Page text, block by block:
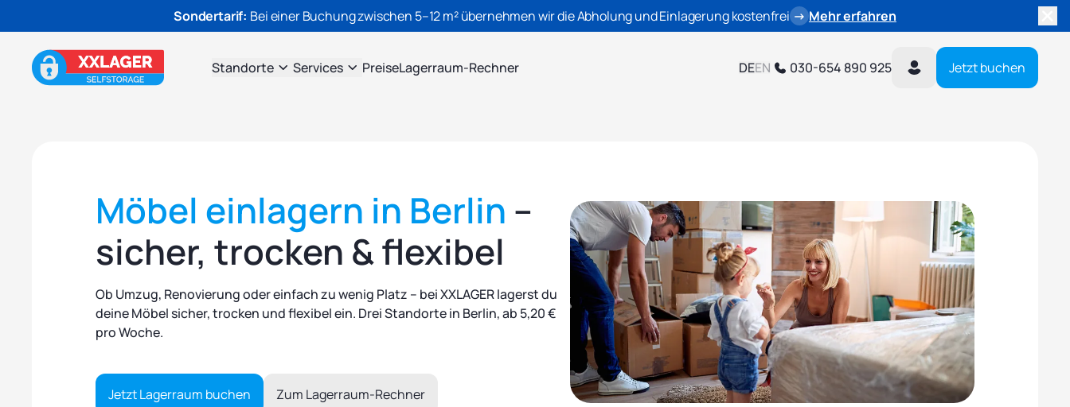
Sondertarif: Bei einer Buchung zwischen 5–12 m² übernehmen wir die Abholung und Einlagerung kostenfrei → Mehr erfahren
Standorte Services PreiseLagerraum-Rechner DEEN 030-654 890 925 Jetzt buchen
Möbel einlagern in Berlin –
sicher, trocken & flexibel
Ob Umzug, Renovierung oder einfach zu wenig Platz – bei XXLAGER lagerst du
deine Möbel sicher, trocken und flexibel ein. Drei Standorte in Berlin, ab 5,20 €
pro Woche.
Jetzt Lagerraum buchen Zum Lagerraum-Rechner